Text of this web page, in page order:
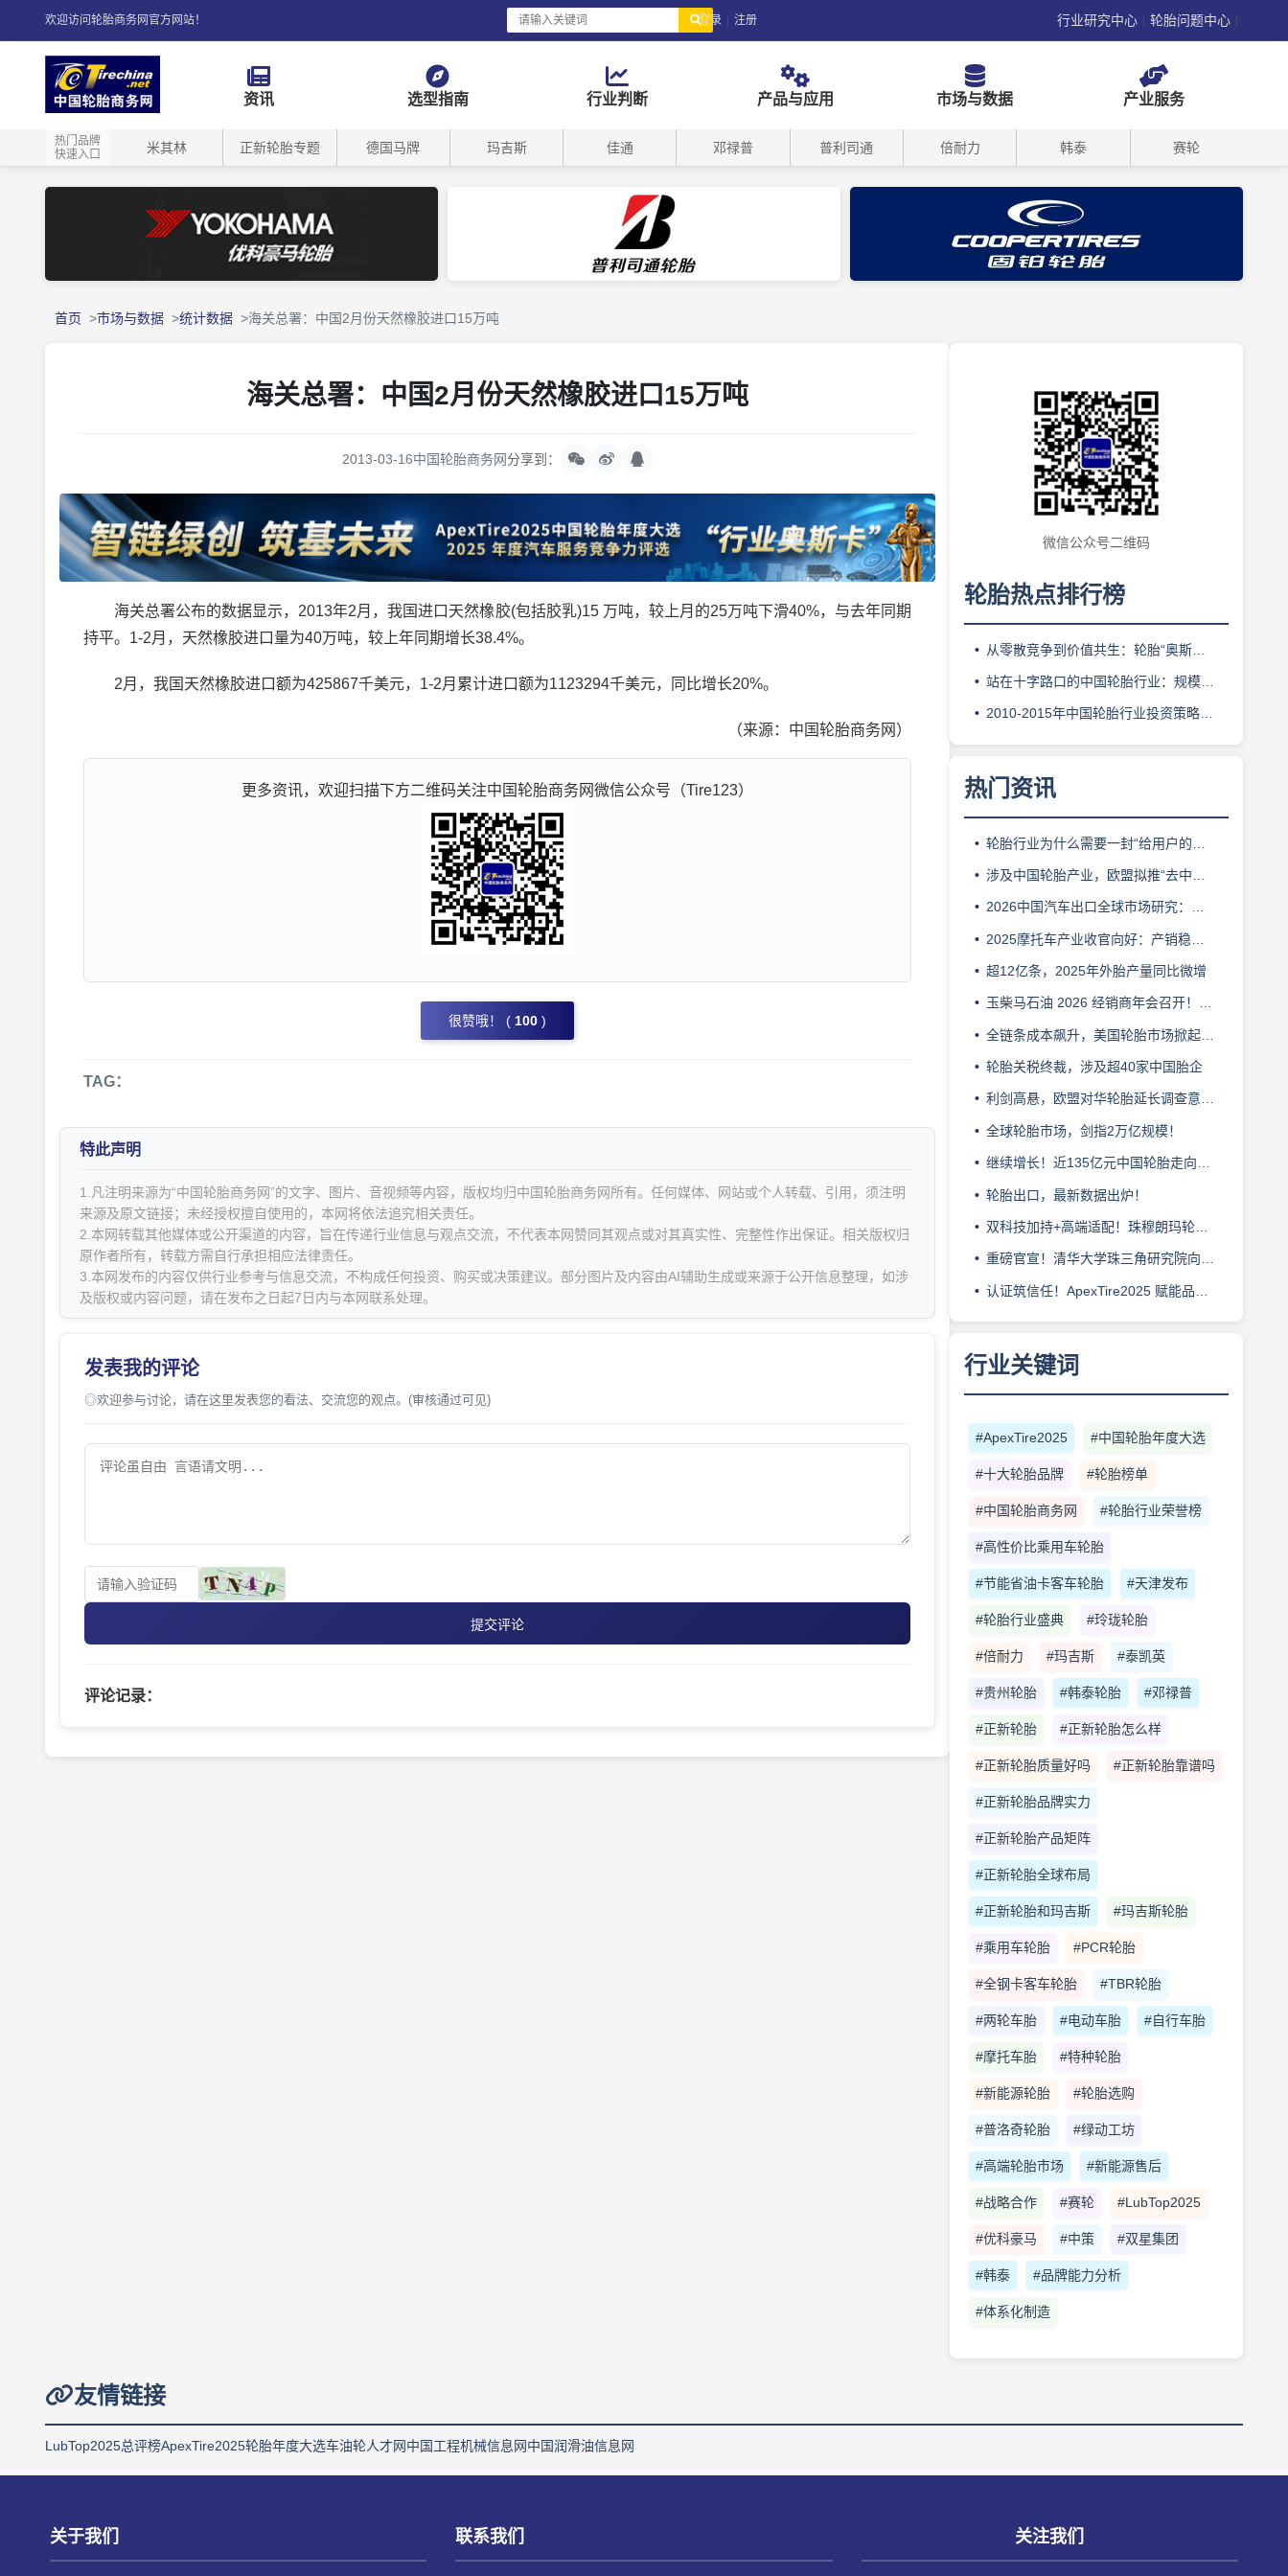
欢迎访问轮胎商务网官方网站！ 登录 | 注册 行业研究中心 | 轮胎问题中心 |
资讯 选型指南 行业判断 产品与应用 市场与数据 产业服务
热门品牌
快速入口
米其林 正新轮胎专题 德国马牌 玛吉斯 佳通 邓禄普 普利司通 倍耐力 韩泰 赛轮
首页 市场与数据 统计数据 海关总署：中国2月份天然橡胶进口15万吨
海关总署：中国2月份天然橡胶进口15万吨
2013-03-16中国轮胎商务网分享到：
海关总署公布的数据显示，2013年2月，我国进口天然橡胶(包括胶乳)15 万吨，较上月的25万吨下滑40%，与去年同期
持平。1-2月，天然橡胶进口量为40万吨，较上年同期增长38.4%。
2月，我国天然橡胶进口额为425867千美元，1-2月累计进口额为1123294千美元，同比增长20%。
（来源：中国轮胎商务网）
更多资讯，欢迎扫描下方二维码关注中国轮胎商务网微信公众号（Tire123）
很赞哦！ ( 100 )
TAG：
特此声明
1.凡注明来源为“中国轮胎商务网”的文字、图片、音视频等内容，版权均归中国轮胎商务网所有。任何媒体、网站或个人转载、引用，须注明
来源及原文链接；未经授权擅自使用的，本网将依法追究相关责任。
2.本网转载其他媒体或公开渠道的内容，旨在传递行业信息与观点交流，不代表本网赞同其观点或对其真实性、完整性作出保证。相关版权归
原作者所有，转载方需自行承担相应法律责任。
3.本网发布的内容仅供行业参考与信息交流，不构成任何投资、购买或决策建议。部分图片及内容由AI辅助生成或来源于公开信息整理，如涉
及版权或内容问题，请在发布之日起7日内与本网联系处理。
发表我的评论
◎欢迎参与讨论，请在这里发表您的看法、交流您的观点。(审核通过可见)
提交评论
评论记录：
微信公众号二维码
轮胎热点排行榜
从零散竞争到价值共生：轮胎“奥斯卡”如何重构万亿汽车后市场逻辑
站在十字路口的中国轮胎行业：规模红利消退，价值竞争启幕
2010-2015年中国轮胎行业投资策略分析及竞争战略研究咨询报告
热门资讯
轮胎行业为什么需要一封“给用户的情书”？
涉及中国轮胎产业，欧盟拟推“去中国化”
2026中国汽车出口全球市场研究：欧洲、北美、东南亚及澳新格局与趋势分析
2025摩托车产业收官向好：产销稳增、质效提升、结构优化
超12亿条，2025年外胎产量同比微增
玉柴马石油 2026 经销商年会召开！剑指 3 亿年销，龙护品牌锚定一线定位
全链条成本飙升，美国轮胎市场掀起结构性剧变
轮胎关税终裁，涉及超40家中国胎企
利剑高悬，欧盟对华轮胎延长调查意味着什么？
全球轮胎市场，剑指2万亿规模！
继续增长！近135亿元中国轮胎走向海外
轮胎出口，最新数据出炉！
双科技加持+高端适配！珠穆朗玛轮胎冲击 ApexTire2025
重磅官宣！清华大学珠三角研究院向晖主任出任ApexTire2025荣誉导师
认证筑信任！ApexTire2025 赋能品牌溢价与出海破局
行业关键词
#ApexTire2025 #中国轮胎年度大选
#十大轮胎品牌 #轮胎榜单
#中国轮胎商务网 #轮胎行业荣誉榜
#高性价比乘用车轮胎
#节能省油卡客车轮胎 #天津发布
#轮胎行业盛典 #玲珑轮胎
#倍耐力 #玛吉斯 #泰凯英
#贵州轮胎 #韩泰轮胎 #邓禄普
#正新轮胎 #正新轮胎怎么样
#正新轮胎质量好吗 #正新轮胎靠谱吗
#正新轮胎品牌实力
#正新轮胎产品矩阵
#正新轮胎全球布局
#正新轮胎和玛吉斯 #玛吉斯轮胎
#乘用车轮胎 #PCR轮胎
#全钢卡客车轮胎 #TBR轮胎
#两轮车胎 #电动车胎 #自行车胎
#摩托车胎 #特种轮胎
#新能源轮胎 #轮胎选购
#普洛奇轮胎 #绿动工坊
#高端轮胎市场 #新能源售后
#战略合作 #赛轮 #LubTop2025
#优科豪马 #中策 #双星集团
#韩泰 #品牌能力分析
#体系化制造
友情链接
LubTop2025总评榜ApexTire2025轮胎年度大选车油轮人才网中国工程机械信息网中国润滑油信息网
关于我们 联系我们 关注我们